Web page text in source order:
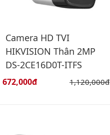
Camera HD TVI
HIKVISION Thân 2MP
DS-2CE16D0T-ITFS
Giá bán:
672,000đ Giá gốc:
1,120,000đ